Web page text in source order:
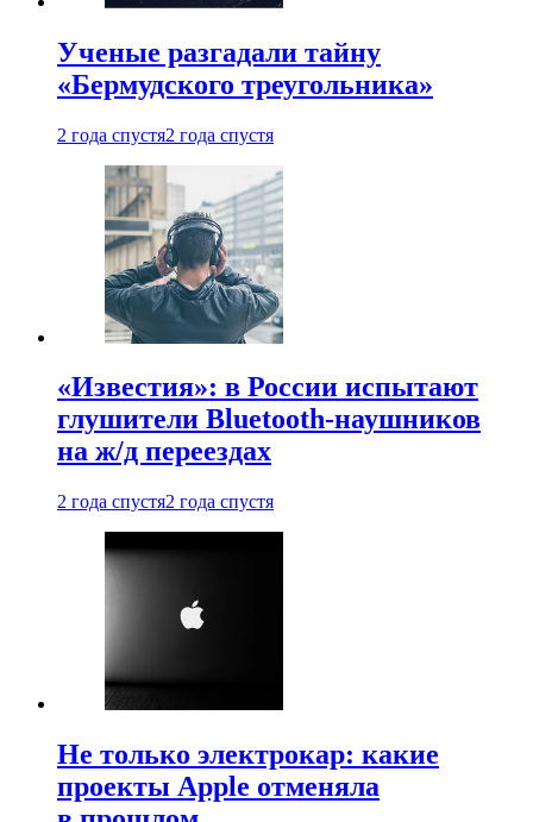
Ученые разгадали тайну
«Бермудского треугольника»
2 года спустя2 года спустя
«Известия»: в России испытают
глушители Bluetooth-наушников
на ж/д переездах
2 года спустя2 года спустя
Не только электрокар: какие
проекты Apple отменяла